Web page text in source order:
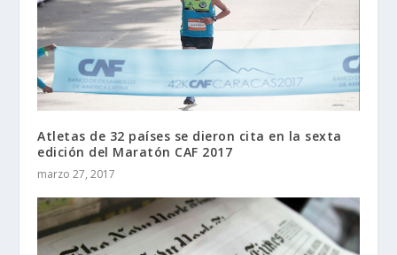
Atletas de 32 países se dieron cita en la sexta
edición del Maratón CAF 2017
marzo 27, 2017